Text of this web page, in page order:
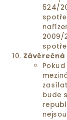
524/
2009/
bude